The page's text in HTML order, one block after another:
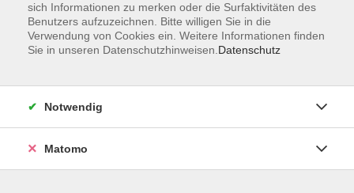
Volkshochschule Bad Reichenhall
sich Informationen zu merken oder die Surfaktivitäten des
Benutzers aufzuzeichnen. Bitte willigen Sie in die
Verwendung von Cookies ein. Weitere Informationen finden
Sie in unseren Datenschutzhinweisen. Datenschutz
Notwendig
Matomo